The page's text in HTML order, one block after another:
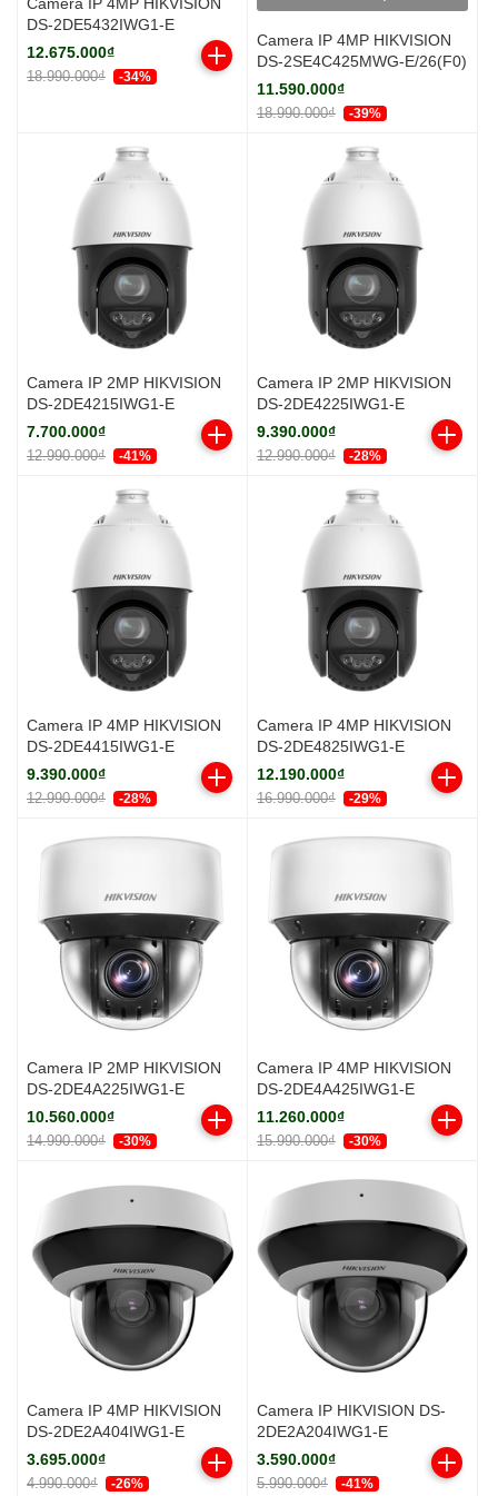
DS-2DE5432IWG1-E
12.675.000₫
18.990.000₫ -34%
Camera IP 4MP HIKVISION
DS-2SE4C425MWG-E/26(F0)
11.590.000₫
18.990.000₫ -39%
Camera IP 2MP HIKVISION
DS-2DE4215IWG1-E
7.700.000₫
12.990.000₫ -41%
Camera IP 2MP HIKVISION
DS-2DE4225IWG1-E
9.390.000₫
12.990.000₫ -28%
Camera IP 4MP HIKVISION
DS-2DE4415IWG1-E
9.390.000₫
12.990.000₫ -28%
Camera IP 4MP HIKVISION
DS-2DE4825IWG1-E
12.190.000₫
16.990.000₫ -29%
Camera IP 2MP HIKVISION
DS-2DE4A225IWG1-E
10.560.000₫
14.990.000₫ -30%
Camera IP 4MP HIKVISION
DS-2DE4A425IWG1-E
11.260.000₫
15.990.000₫ -30%
Camera IP 4MP HIKVISION
DS-2DE2A404IWG1-E
3.695.000₫
4.990.000₫ -26%
Camera IP HIKVISION DS-
2DE2A204IWG1-E
3.590.000₫
5.990.000₫ -41%